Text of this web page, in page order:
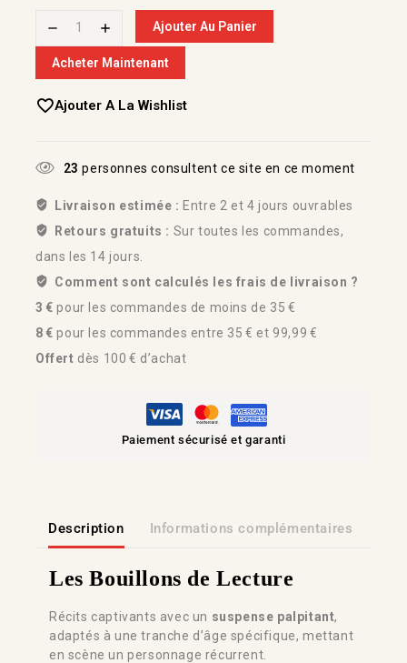
Ajouter Au Panier
Acheter Maintenant
Ajouter A La Wishlist
23 personnes consultent ce site en ce moment
Livraison estimée : Entre 2 et 4 jours ouvrables
Retours gratuits : Sur toutes les commandes,
dans les 14 jours.
Comment sont calculés les frais de livraison ?
3 € pour les commandes de moins de 35 €
8 € pour les commandes entre 35 € et 99,99 €
Offert dès 100 € d’achat
Paiement sécurisé et garanti
Description Informations complémentaires
Les Bouillons de Lecture
Récits captivants avec un suspense palpitant,
adaptés à une tranche d’âge spécifique, mettant
en scène un personnage récurrent.